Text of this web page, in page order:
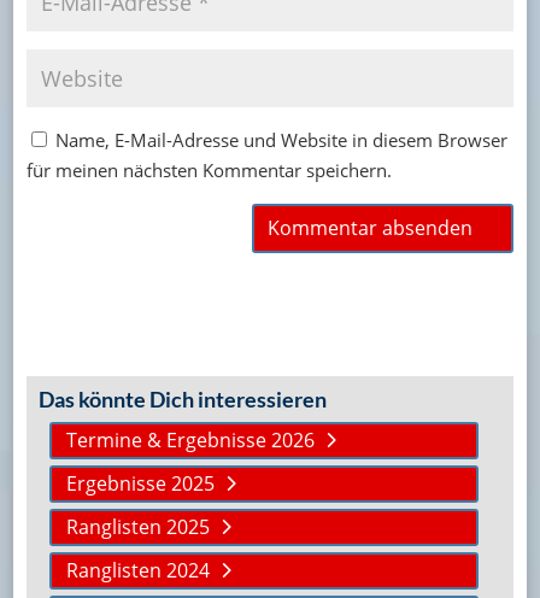
Name, E-Mail-Adresse und Website in diesem Browser
für meinen nächsten Kommentar speichern.
Das könnte Dich interessieren
Termine & Ergebnisse 2026
Ergebnisse 2025
Ranglisten 2025
Ranglisten 2024